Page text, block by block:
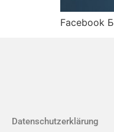
Facebook
Datenschutzerklärung